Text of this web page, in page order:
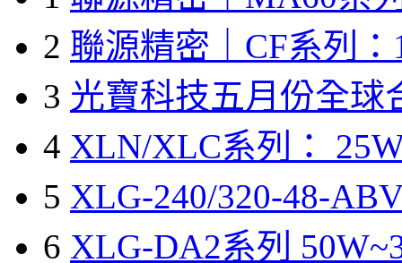
2 聯源精密｜CF系列：
3 光寶科技五月份全球
4 XLN/XLC系列：
5 XLG-240/320-48-
6 XLG-DA2系列